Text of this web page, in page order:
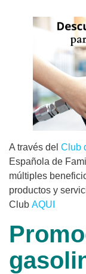
A través del Club
Española de
múltiples
productos y
Club AQUI